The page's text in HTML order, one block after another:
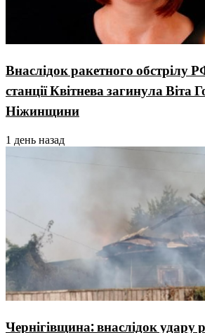
Внаслідок ракетного обстрілу
станції Квітнева загинула Віта
Ніжинщини
1 день назад
Чернігівщина: внаслідок удару